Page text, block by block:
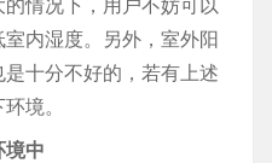
情况下，用户不妨可以
内湿度。另外，室外阳
十分不好的，若有上述
境。
境中